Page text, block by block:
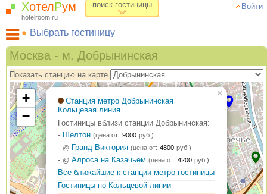
Войти
ХотелРум
hotelroom.ru
поиск гостиницы
Выбрать гостиницу
Гостиницы на карте Москвы
Гостиницы по метро
ХотелРум рекомендует
Москва - м. Добрынинская
Показать станцию на карте
Станция метро Добрынинская
Кольцевая линия
Гостиницы вблизи станции Добрынинская:
- Шелтон (цена от: 9000 руб.)
- @ Гранд Виктория (цена от: 4800 руб.)
- @ Алроса на Казачьем (цена от: 4200 руб.)
Все ближайшие к станции метро гостиницы
Гостиницы по Кольцевой линии
×
+
−